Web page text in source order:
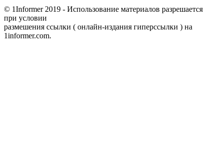
© 1Informer 2019 - Использование материалов разрешается
при условии
размешения ссылки ( онлайн-издания гиперссылки ) на
1informer.com.